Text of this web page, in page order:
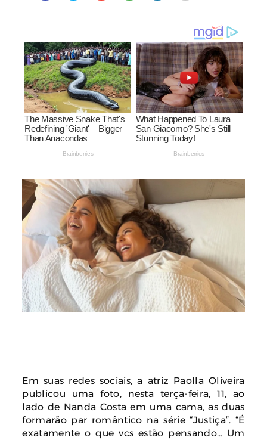
Em suas redes sociais, a atriz Paolla Oliveira
publicou uma foto, nesta terça-feira, 11, ao
lado de Nanda Costa em uma cama, as duas
formarão par romântico na série “Justiça”. “É
exatamente o que vcs estão pensando… Um